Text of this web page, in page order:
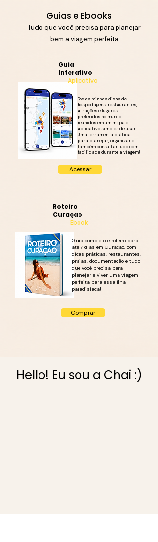
Guias e Ebooks
Tudo que você precisa para planejar
bem a viagem perfeita
Guia
Interativo
Aplicativo
Todas minhas dicas de
hospedagens, restaurantes,
atrações e lugares
preferidos no mundo
reunidos em um mapa e
aplicativo simples de usar.
Uma ferramenta prática
para planejar, organizar e
também consultar tudo com
facilidade durante a viagem!
Acessar
Roteiro
Curaçao
Ebook
Guia completo e roteiro para
até 7 dias em Curaçao, com
dicas práticas, restaurantes,
praias, documentação e tudo
que você precisa para
planejar e viver uma viagem
perfeita para essa ilha
paradisíaca!
Comprar
Hello! Eu sou a Chai :)